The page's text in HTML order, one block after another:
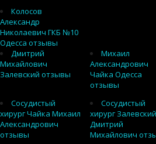
Колосов
Александр
Николаевич ГКБ №10
Одесса отзывы
Дмитрий
Михайлович
Залевский отзывы
Михаил
Александрович
Чайка Одесса
отзывы
Сосудистый
хирург Чайка Михаил
Александрович
отзывы
Сосудистый
хирург Залевский
Дмитрий
Михайлович